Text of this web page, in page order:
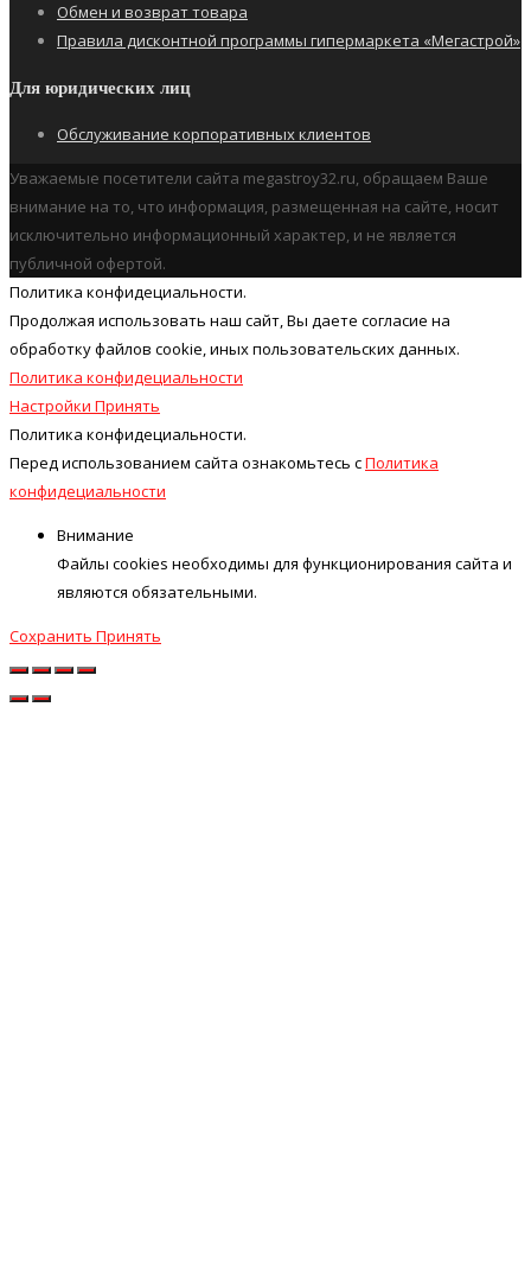
Обмен и возврат товара
Правила дисконтной программы гипермаркета «Мегастрой»
Для юридических лиц
Обслуживание корпоративных клиентов
Уважаемые посетители сайта megastroy32.ru, обращаем Ваше
внимание на то, что информация, размещенная на сайте, носит
исключительно информационный характер, и не является
публичной офертой.
Политика конфидециальности.
Продолжая использовать наш cайт, Вы даете согласие на
обработку файлов cookie, иных пользовательских данных.
Политика конфидециальности
Настройки Принять
Политика конфидециальности.
Перед использованием сайта ознакомьтесь сПолитика
конфидециальности
Внимание
Файлы cookies необходимы для функционирования сайта и
являются обязательными.
Сохранить Принять